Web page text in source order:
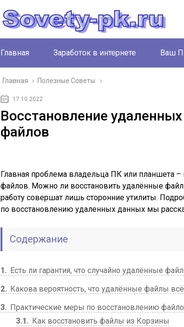
Главная Заработок в интернете Ваш
Главная › Полезные Советы
17.10.2022
Восстановление
файлов
Главная проблема владельца ПК или планшета
файлов. Можно ли восстановить удалённые
работу совершат лишь сторонние утилиты.
по восстановлению удаленных данных мы
Содержание
1
Есть ли гарантия, что случайно удалённые
2
Какова вероятность, что удалённые файлы
3
Практические меры по восстановлению
3.1
Как восстановить файлы из Корзины